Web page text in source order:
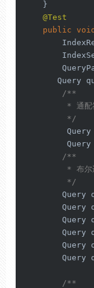
    }
@Test
public void
Query
/**
* 通配
         */
Query
Query
/**
* 布尔
         */
Query
Query
Query
Query
Query
Query
/**